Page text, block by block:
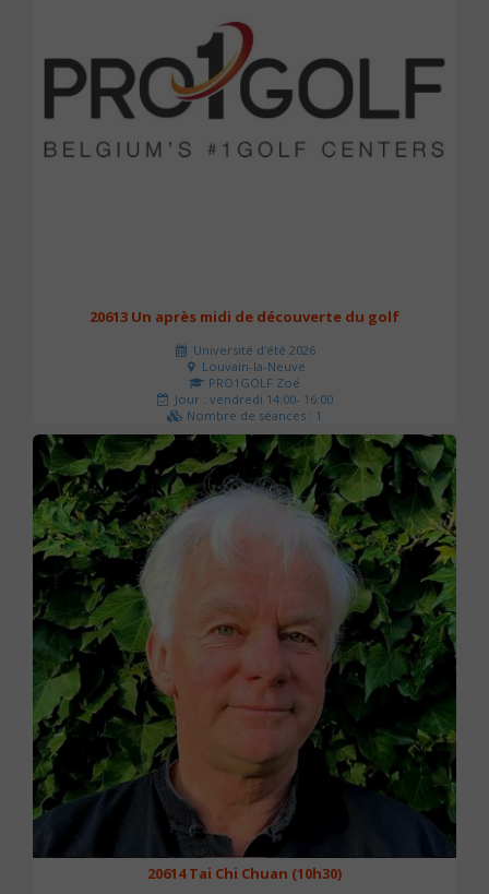
20613 Un après midi de découverte du golf
Université d'été 2026
Louvain-la-Neuve
PRO1GOLF Zoé
Jour : vendredi 14:00- 16:00
Nombre de séances : 1
45 €
20614 Tai Chi Chuan (10h30)